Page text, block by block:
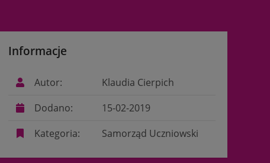
Informacje
Autor:
Klaudia Cierpich
Dodano:
15-02-2019
Kategoria:
Samorząd Uczniowski